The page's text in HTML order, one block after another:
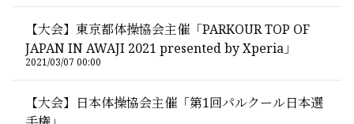
【大会】東京都体操協会主催「PARKOUR TOP OF
JAPAN IN AWAJI 2021 presented by Xperia」
2021/03/07 00:00
【大会】日本体操協会主催「第1回パルクール日本選